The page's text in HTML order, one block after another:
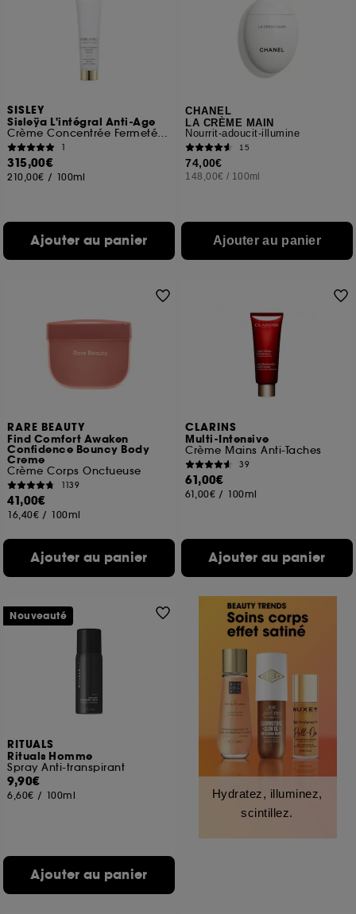
SISLEY
Sisleÿa L'intégral Anti-Age
Crème Concentrée Fermeté Corps
1
315,00€
210,00€ / 100ml
Ajouter au panier
CHANEL
LA CRÈME MAIN
Nourrit-adoucit-illumine
15
74,00€
148,00€ / 100ml
Ajouter au panier
RARE BEAUTY
Find Comfort Awaken
Confidence Bouncy Body
Creme
Crème Corps Onctueuse
1139
41,00€
16,40€ / 100ml
Ajouter au panier
CLARINS
Multi-Intensive
Crème Mains Anti-Taches
39
61,00€
61,00€ / 100ml
Ajouter au panier
RITUALS
Rituals Homme
Spray Anti-transpirant
9,90€
6,60€ / 100ml
Ajouter au panier
Nouveauté
Hydratez, illuminez,
scintillez.